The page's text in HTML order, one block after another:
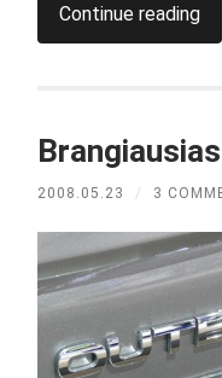
Continue reading
2008.05.23 / 3